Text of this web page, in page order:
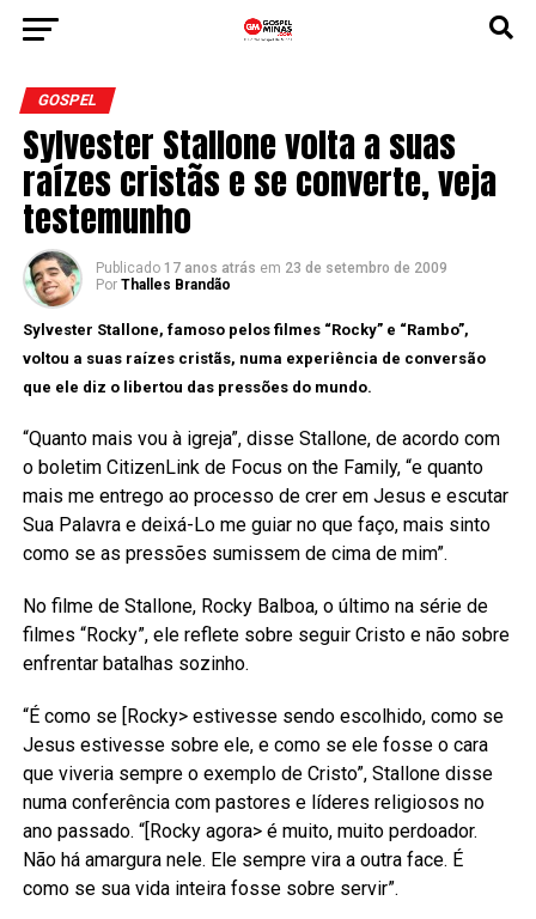
GOSPEL
Sylvester Stallone volta a suas
raízes cristãs e se converte, veja
testemunho
Publicado 17 anos atrás em 23 de setembro de 2009
Por Thalles Brandão
Sylvester Stallone, famoso pelos filmes “Rocky” e “Rambo”,
voltou a suas raízes cristãs, numa experiência de conversão
que ele diz o libertou das pressões do mundo.
“Quanto mais vou à igreja”, disse Stallone, de acordo com
o boletim CitizenLink de Focus on the Family, “e quanto
mais me entrego ao processo de crer em Jesus e escutar
Sua Palavra e deixá-Lo me guiar no que faço, mais sinto
como se as pressões sumissem de cima de mim”.
No filme de Stallone, Rocky Balboa, o último na série de
filmes “Rocky”, ele reflete sobre seguir Cristo e não sobre
enfrentar batalhas sozinho.
“É como se [Rocky> estivesse sendo escolhido, como se
Jesus estivesse sobre ele, e como se ele fosse o cara
que viveria sempre o exemplo de Cristo”, Stallone disse
numa conferência com pastores e líderes religiosos no
ano passado. “[Rocky agora> é muito, muito perdoador.
Não há amargura nele. Ele sempre vira a outra face. É
como se sua vida inteira fosse sobre servir”.